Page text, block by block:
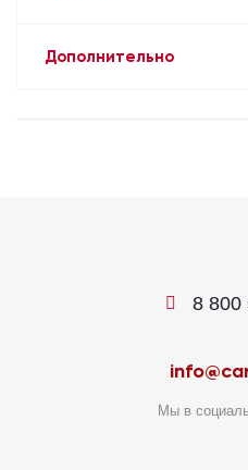
Дополнительно
8 800
Мы в